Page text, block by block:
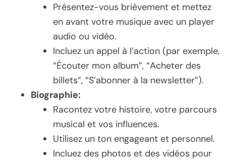
Présentez-vous brièvement et mettez
en avant votre musique avec un player
audio ou vidéo.
Incluez un appel à l’action (par exemple,
“Écouter mon album”, “Acheter des
billets”, “S’abonner à la newsletter”).
Biographie:
Racontez votre histoire, votre parcours
musical et vos influences.
Utilisez un ton engageant et personnel.
Incluez des photos et des vidéos pour